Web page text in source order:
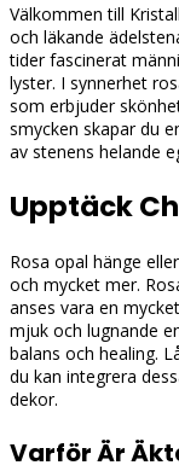
Välkommen till
och läkande
tider fascinerat
lyster. I synnerhet
som erbjuder
smycken skapar du
av stenens helande
Upptäck
Rosa opal hänge
och mycket mer.
anses vara en
mjuk och lugnande
balans och healing.
du kan integrera
dekor.
Varför Är